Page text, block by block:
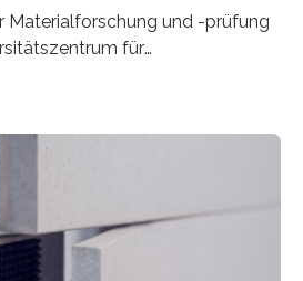
Materialforschung und -prüfung
für
Forschungsprojekt
dieses innovativen
Bauen zu leisten.
Verbundwerkstoff, der aus
und einer textilen